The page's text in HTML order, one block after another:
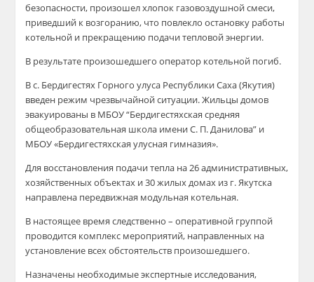
безопасности, произошел хлопок газовоздушной смеси,
приведший к возгоранию, что повлекло остановку работы
котельной и прекращению подачи тепловой энергии.
В результате произошедшего оператор котельной погиб.
В с. Бердигестях Горного улуса Республики Саха (Якутия)
введен режим чрезвычайной ситуации. Жильцы домов
эвакуированы в МБОУ “Бердигестяхская средняя
общеобразовательная школа имени С. П. Данилова” и
МБОУ «Бердигестяхская улусная гимназия».
Для восстановления подачи тепла на 26 административных,
хозяйственных объектах и 30 жилых домах из г. Якутска
направлена передвижная модульная котельная.
В настоящее время следственно – оперативной группой
проводится комплекс мероприятий, направленных на
установление всех обстоятельств произошедшего.
Назначены необходимые экспертные исследования,